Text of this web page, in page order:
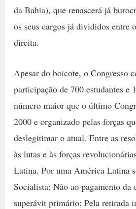
da Bahia), que renascerá já
os seus cargos já divididos entre
direita.
Apesar do boicote, o Congresso
participação de 700 estudantes e
número maior que o último
2000 e organizado pelas forças
deslegitimar o atual. Entre as
às lutas e às forças
Latina. Por uma América Latina
Socialista; Não ao pagamento da
superávit primário; Pela retirada